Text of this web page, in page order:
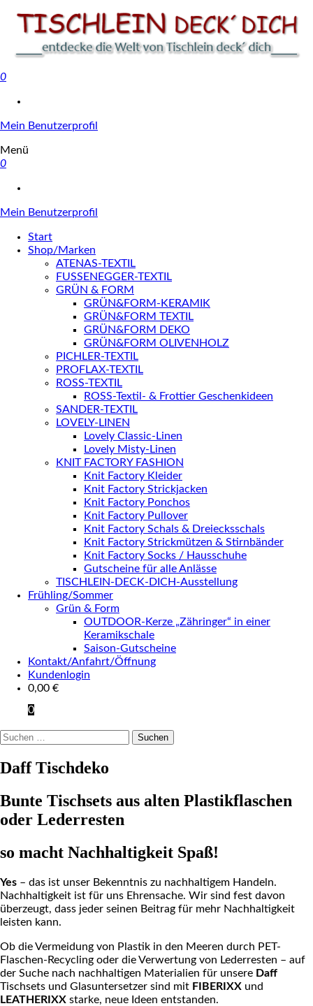
0
Mein Benutzerprofil
Menü
0
Mein Benutzerprofil
Start
Shop/Marken
ATENAS-TEXTIL
FUSSENEGGER-TEXTIL
GRÜN & FORM
GRÜN&FORM-KERAMIK
GRÜN&FORM TEXTIL
GRÜN&FORM DEKO
GRÜN&FORM OLIVENHOLZ
PICHLER-TEXTIL
PROFLAX-TEXTIL
ROSS-TEXTIL
ROSS-Textil- & Frottier Geschenkideen
SANDER-TEXTIL
LOVELY-LINEN
Lovely Classic-Linen
Lovely Misty-Linen
KNIT FACTORY FASHION
Knit Factory Kleider
Knit Factory Strickjacken
Knit Factory Ponchos
Knit Factory Pullover
Knit Factory Schals & Dreiecksschals
Knit Factory Strickmützen & Stirnbänder
Knit Factory Socks / Hausschuhe
Gutscheine für alle Anlässe
TISCHLEIN-DECK-DICH-Ausstellung
Frühling/Sommer
Grün & Form
OUTDOOR-Kerze „Zähringer“ in einer
Keramikschale
Saison-Gutscheine
Kontakt/Anfahrt/Öffnung
Kundenlogin
0,00 €
0
Suchen
Daff Tischdeko
Bunte Tischsets aus alten Plastikflaschen
oder Lederresten
so macht Nachhaltigkeit Spaß!
Yes – das ist unser Bekenntnis zu nachhaltigem Handeln.
Nachhaltigkeit ist für uns Ehrensache. Wir sind fest davon
überzeugt, dass jeder seinen Beitrag für mehr Nachhaltigkeit
leisten kann.
Ob die Vermeidung von Plastik in den Meeren durch PET-
Flaschen-Recycling oder die Verwertung von Lederresten – auf
der Suche nach nachhaltigen Materialien für unsere Daff
Tischsets und Glasuntersetzer sind mit FIBERIXX und
LEATHERIXX starke, neue Ideen entstanden.